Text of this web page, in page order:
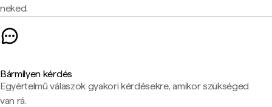
neked.
Bármilyen kérdés
Egyértelmű válaszok gyakori kérdésekre, amikor szükséged
van rá.